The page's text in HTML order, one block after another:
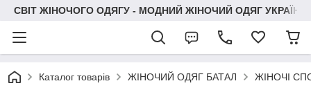
СВІТ ЖІНОЧОГО ОДЯГУ - МОДНИЙ ЖІНОЧИЙ ОДЯГ УКРАЇНИ
Каталог товарів ЖІНОЧИЙ ОДЯГ БАТАЛ ЖІНОЧІ